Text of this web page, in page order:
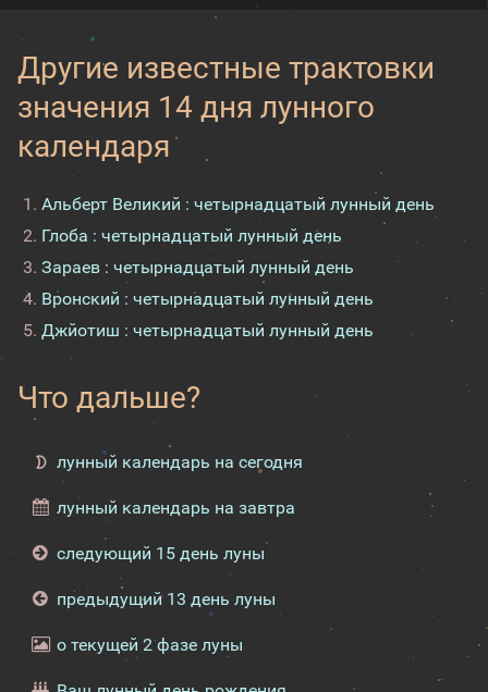
Другие известные трактовки
значения 14 дня лунного
календаря
Альберт Великий : четырнадцатый лунный день
Глоба : четырнадцатый лунный день
Зараев : четырнадцатый лунный день
Вронский : четырнадцатый лунный день
Джйотиш : четырнадцатый лунный день
Что дальше?
лунный календарь на сегодня
лунный календарь на завтра
следующий 15 день луны
предыдущий 13 день луны
о текущей 2 фазе луны